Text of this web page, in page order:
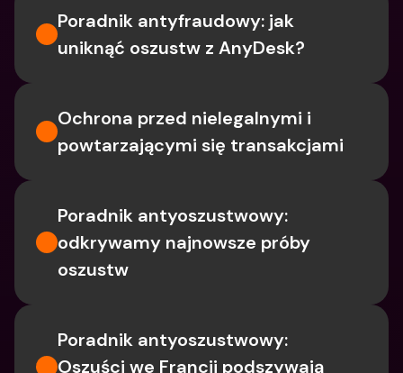
Poradnik antyfraudowy: jak
uniknąć oszustw z AnyDesk?
Ochrona przed nielegalnymi i
powtarzającymi się transakcjami
Poradnik antyoszustwowy:
odkrywamy najnowsze próby
oszustw
Poradnik antyoszustwowy:
Oszuści we Francji podszywają